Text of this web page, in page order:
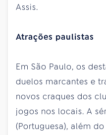
Assis.
Atrações paulistas
Em São Paulo, os
duelos marcantes e
novos craques dos
jogos nos locais. A
(Portuguesa), além